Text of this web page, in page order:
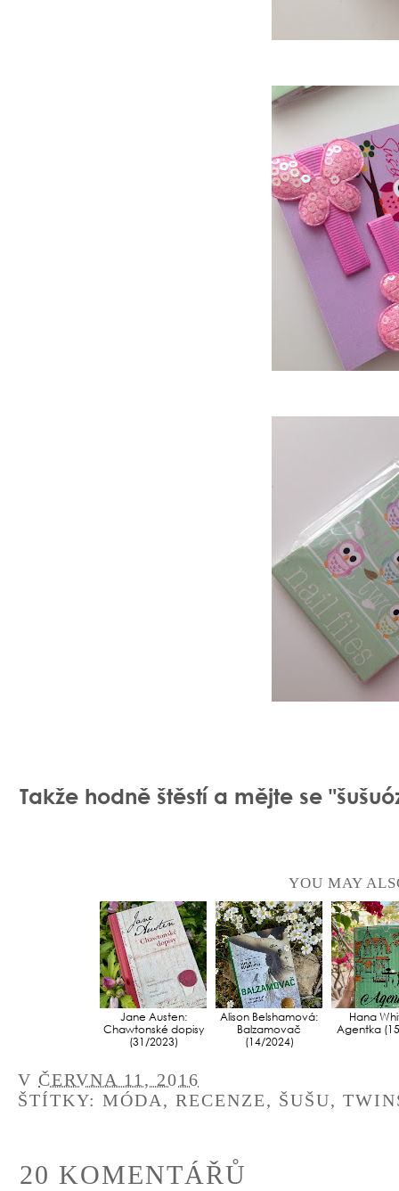
Takže hodně štěstí a mějte se
YOU MAY
Jane Austen:
Chawtonské dopisy
(31/2023)
Alison Belshamová:
Balzamovač
(14/2024)
Hana
Agentka
V ČERVNA 11, 2016
ŠTÍTKY: MÓDA, RECENZE, ŠUŠU,
20 KOMENTÁŘŮ